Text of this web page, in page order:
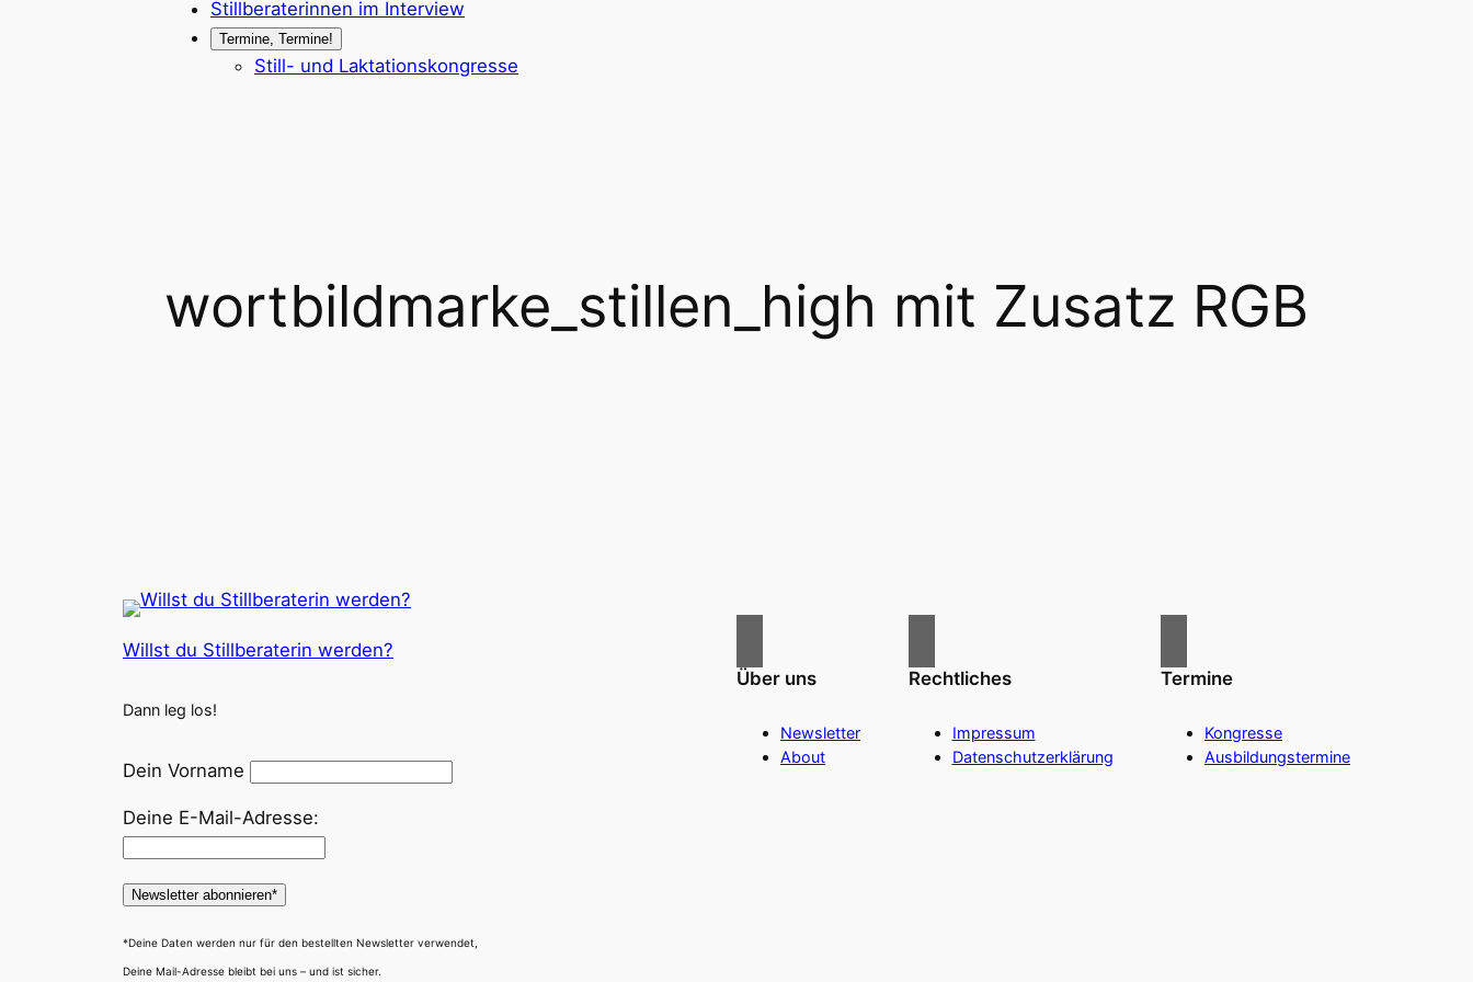
Stillberaterinnen im Interview
Termine, Termine!
Still- und Laktationskongresse
wortbildmarke_stillen_high mit Zusatz RGB
Willst du Stillberaterin werden?
Dann leg los!
Dein Vorname
Deine E-Mail-Adresse:
*Deine Daten werden nur für den bestellten Newsletter verwendet,
Deine Mail-Adresse bleibt bei uns – und ist sicher.
Über uns
Newsletter
About
Rechtliches
Impressum
Datenschutzerklärung
Termine
Kongresse
Ausbildungstermine